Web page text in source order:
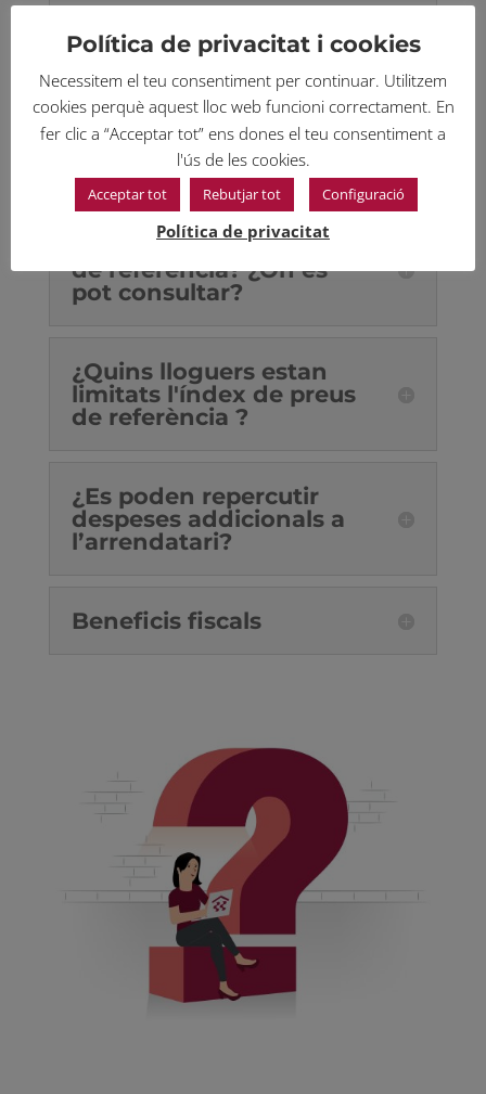
inclosos i com és
calcula la renda?
¿Qui és un gran tenidor
d'habitatge?
¿Què és l'índex de preus
de refèrencia? ¿On es
pot consultar?
¿Quins lloguers estan
limitats l'índex de preus
de referència ?
¿Es poden repercutir
despeses addicionals a
l’arrendatari?
Beneficis fiscals
Política de privacitat i cookies
Necessitem el teu consentiment per continuar. Utilitzem
cookies perquè aquest lloc web funcioni correctament. En
fer clic a “Acceptar tot” ens dones el teu consentiment a
l'ús de les cookies.
Acceptar tot Rebutjar tot Configuració
Política de privacitat